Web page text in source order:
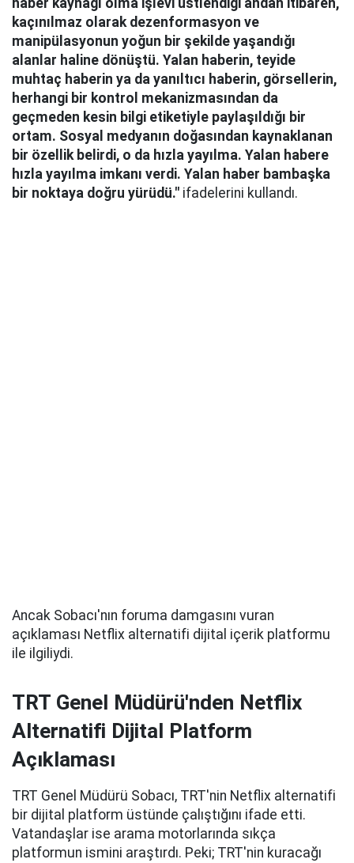
haber kaynağı olma işlevi üstlendiği andan itibaren,
kaçınılmaz olarak dezenformasyon ve
manipülasyonun yoğun bir şekilde yaşandığı
alanlar haline dönüştü. Yalan haberin, teyide
muhtaç haberin ya da yanıltıcı haberin, görsellerin,
herhangi bir kontrol mekanizmasından da
geçmeden kesin bilgi etiketiyle paylaşıldığı bir
ortam. Sosyal medyanın doğasından kaynaklanan
bir özellik belirdi, o da hızla yayılma. Yalan habere
hızla yayılma imkanı verdi. Yalan haber bambaşka
bir noktaya doğru yürüdü." ifadelerini kullandı.
Ancak Sobacı'nın foruma damgasını vuran
açıklaması Netflix alternatifi dijital içerik platformu
ile ilgiliydi.
TRT Genel Müdürü'nden Netflix
Alternatifi Dijital Platform
Açıklaması
TRT Genel Müdürü Sobacı, TRT'nin Netflix alternatifi
bir dijital platform üstünde çalıştığını ifade etti.
Vatandaşlar ise arama motorlarında sıkça
platformun ismini araştırdı. Peki; TRT'nin kuracağı